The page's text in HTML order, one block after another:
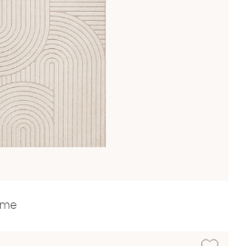
Creme Finns även i dessa färger:
Lägg